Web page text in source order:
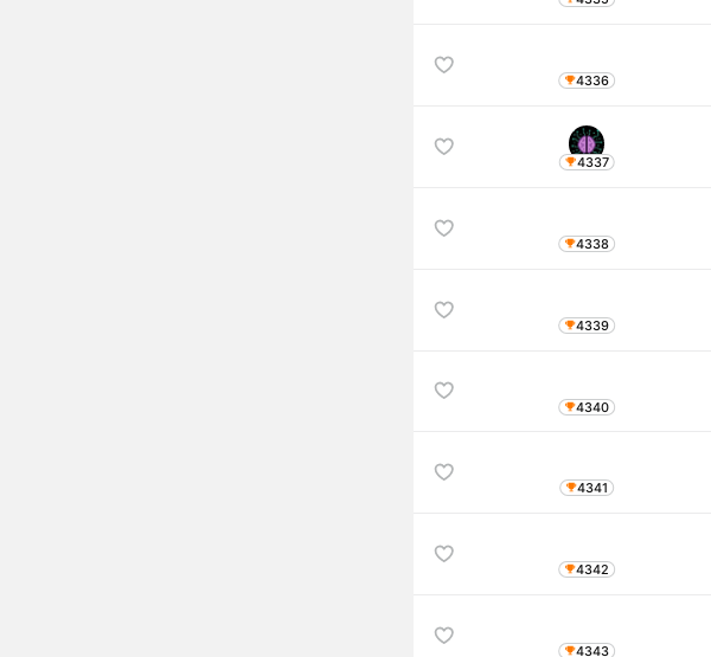
4336
4337
4338
4339
4340
4341
4342
4343